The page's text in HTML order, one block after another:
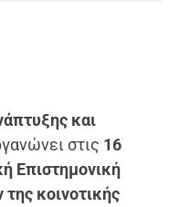
και
στις 16
Επιστημονική
κοινοτικής